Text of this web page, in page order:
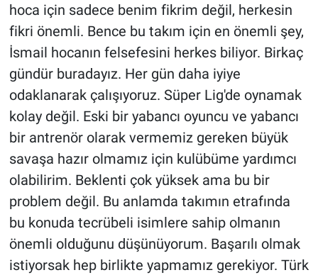
hoca için sadece benim fikrim değil, herkesin
fikri önemli. Bence bu takım için en önemli şey,
İsmail hocanın felsefesini herkes biliyor. Birkaç
gündür buradayız. Her gün daha iyiye
odaklanarak çalışıyoruz. Süper Lig'de oynamak
kolay değil. Eski bir yabancı oyuncu ve yabancı
bir antrenör olarak vermemiz gereken büyük
savaşa hazır olmamız için kulübüme yardımcı
olabilirim. Beklenti çok yüksek ama bu bir
problem değil. Bu anlamda takımın etrafında
bu konuda tecrübeli isimlere sahip olmanın
önemli olduğunu düşünüyorum. Başarılı olmak
istiyorsak hep birlikte yapmamız gerekiyor. Türk